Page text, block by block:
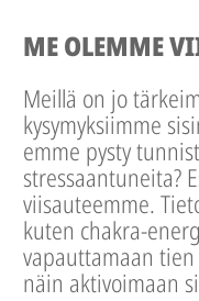
ME OLEMME
Meillä on jo
kysymyksiimme
emme pysty
stressaantuneita?
viisauteemme.
kuten chakra-
vapauttamaan
näin aktivoimaan